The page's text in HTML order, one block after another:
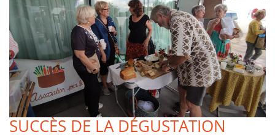
SUCCÈS DE LA DÉGUSTATION